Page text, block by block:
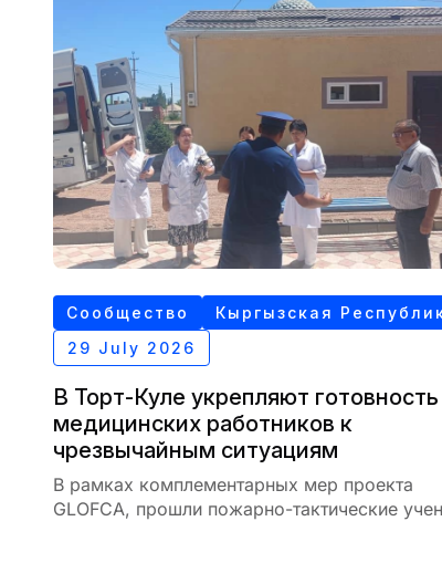
Сообщество
Кыргызская
29 July 2026
В Торт-Куле укрепляют готовность
медицинских работников к
чрезвычайным ситуациям
В рамках комплементарных мер проекта
GLOFCA, прошли пожарно-тактические